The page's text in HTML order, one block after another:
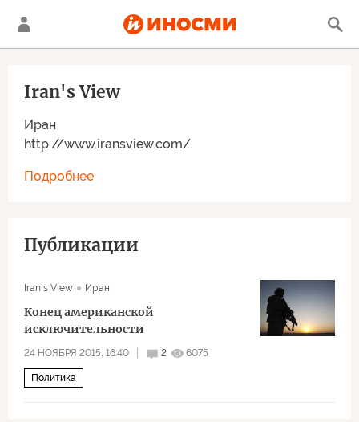
Иран
http://www.iransview.com/
Iran's View
Подробнее
Публикации
Iran's View Иран
Конец американской
исключительности
24 НОЯБРЯ 2015, 16:40 2 6075
Политика